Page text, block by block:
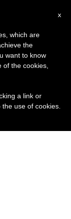
البابا
x
which are
the
want to know
the cookies,
a link or
use of cookies.